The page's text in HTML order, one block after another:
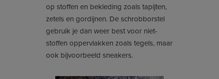
op stoffen en bekleding zoals tapijten,
zetels en gordijnen. De schrobborstel
gebruik je dan weer best voor niet-
stoffen oppervlakken zoals tegels, maar
ook bijvoorbeeld sneakers.